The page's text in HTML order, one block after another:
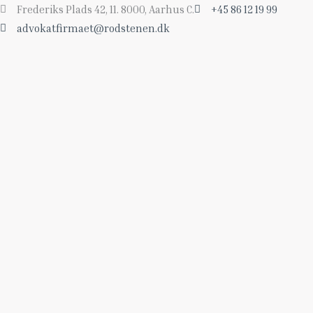
Gå
til
Frederiks Plads 42, 11. 8000, Aarhus C.
+45 86 12 19 99
advokatfirmaet@rodstenen.dk